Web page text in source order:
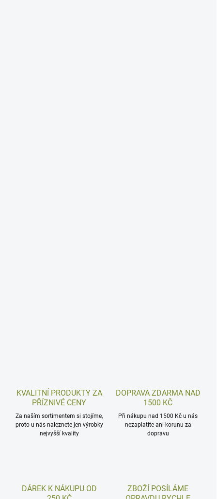
KVALITNÍ PRODUKTY ZA
PŘÍZNIVÉ CENY
Za naším sortimentem si stojíme,
proto u nás naleznete jen výrobky
nejvyšší kvality
DOPRAVA ZDARMA NAD
1500 KČ
Při nákupu nad 1500 Kč u nás
nezaplatíte ani korunu za
dopravu
DÁREK K NÁKUPU OD
ZBOŽÍ POSÍLÁME